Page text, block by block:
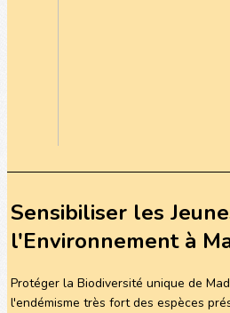
Sensibiliser les
l'Environnement à
Protéger la Biodiversité unique de
l'endémisme très fort des espèces